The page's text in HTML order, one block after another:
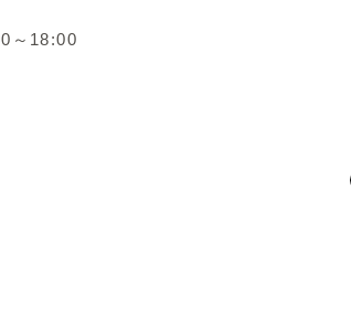
～18:00